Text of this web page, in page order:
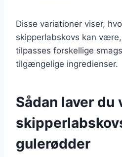
Disse variationer viser,
skipperlabskovs kan
tilpasses forskellige
tilgængelige ingredienser.
Sådan laver
gulerødder